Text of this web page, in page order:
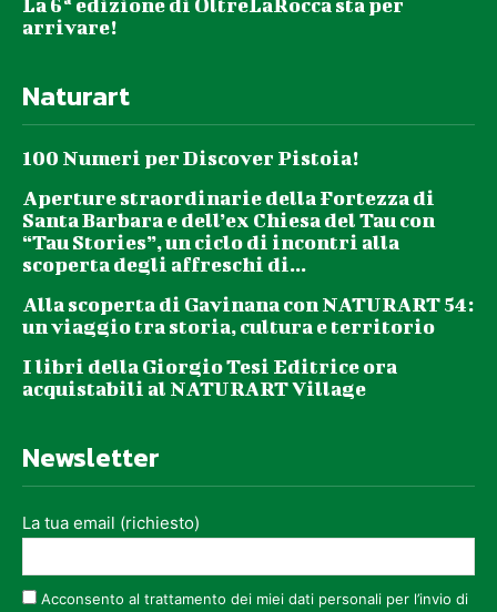
La 6ª edizione di OltreLaRocca sta per
arrivare!
Naturart
100 Numeri per Discover Pistoia!
Aperture straordinarie della Fortezza di
Santa Barbara e dell’ex Chiesa del Tau con
“Tau Stories”, un ciclo di incontri alla
scoperta degli affreschi di...
Alla scoperta di Gavinana con NATURART 54:
un viaggio tra storia, cultura e territorio
I libri della Giorgio Tesi Editrice ora
acquistabili al NATURART Village
Newsletter
La tua email (richiesto)
Acconsento al trattamento dei miei dati personali per l’invio di